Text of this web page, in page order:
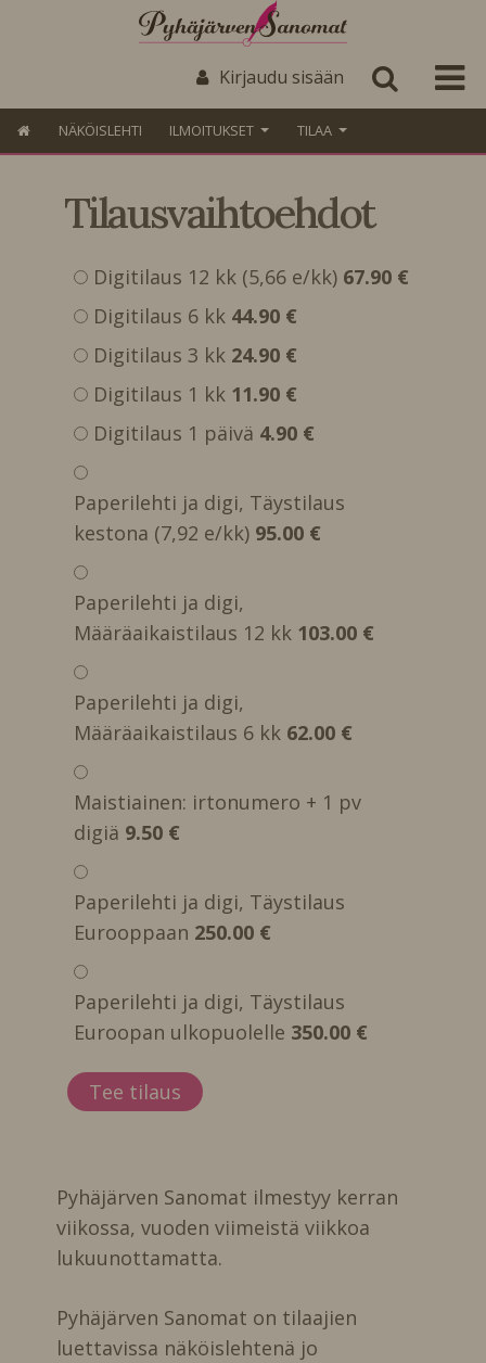
Kirjaudu sisään
NÄKÖISLEHTI ILMOITUKSET TILAA
Tilausvaihtoehdot
Digitilaus 12 kk (5,66 e/kk) 67.90 €
Digitilaus 6 kk 44.90 €
Digitilaus 3 kk 24.90 €
Digitilaus 1 kk 11.90 €
Digitilaus 1 päivä 4.90 €
Paperilehti ja digi, Täystilaus
kestona (7,92 e/kk) 95.00 €
Paperilehti ja digi,
Määräaikaistilaus 12 kk 103.00 €
Paperilehti ja digi,
Määräaikaistilaus 6 kk 62.00 €
Maistiainen: irtonumero + 1 pv
digiä 9.50 €
Paperilehti ja digi, Täystilaus
Eurooppaan 250.00 €
Paperilehti ja digi, Täystilaus
Euroopan ulkopuolelle 350.00 €
Pyhäjärven Sanomat ilmestyy kerran
viikossa, vuoden viimeistä viikkoa
lukuunottamatta.
Pyhäjärven Sanomat on tilaajien
luettavissa näköislehtenä jo